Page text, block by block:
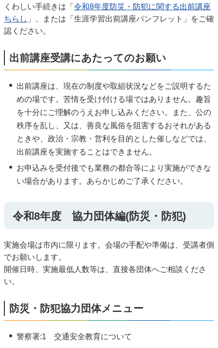
くわしい手続きは「 令和8年度防災・防犯に関する出前講座
ちらし 」、または「生涯学習出前講座パンフレット」をご確
認ください。
出前講座受講にあたってのお願い
出前講座は、現在の制度や取組状況などをご説明するた
めの場です。苦情を受け付ける場ではありません。趣旨
を十分にご理解のうえお申し込みください。また、公の
秩序を乱し、又は、善良な風俗を阻害するおそれがある
ときや、政治・宗教・営利を目的とした催しなどでは、
出前講座を実施することはできません。
お申込みを受付後でも業務の都合等により実施ができな
い場合があります。あらかじめご了承ください。
令和8年度 協力団体編(防災・防犯)
実施会場は市内に限ります。会場の手配や準備は、受講者側
でお願いします。
開催日時、実施最低人数等は、直接各団体へご相談くださ
い。
防災・防犯協力団体メニュー
警察署:1 交通安全教育について